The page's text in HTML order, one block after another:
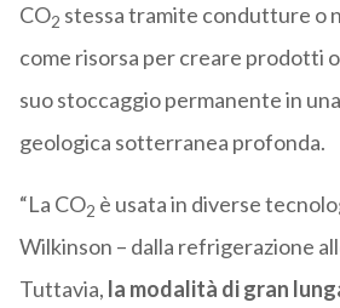
CO2 stessa tramite condutture o
come risorsa per creare prodotti
suo stoccaggio permanente in
geologica sotterranea profonda.
“La CO2 è usata in diverse
Wilkinson – dalla refrigerazione
Tuttavia, la modalità di gran